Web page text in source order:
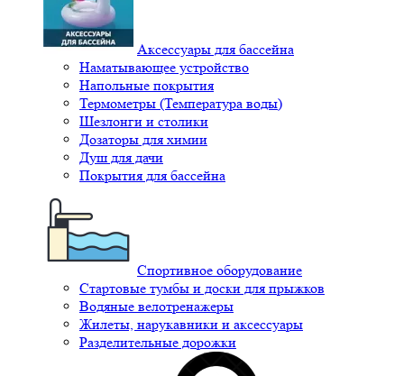
Аксессуары для бассейна
Наматывающее устройство
Напольные покрытия
Термометры (Температура воды)
Шезлонги и столики
Дозаторы для химии
Душ для дачи
Покрытия для бассейна
Спортивное оборудование
Стартовые тумбы и доски для прыжков
Водяные велотренажеры
Жилеты, нарукавники и аксессуары
Разделительные дорожки